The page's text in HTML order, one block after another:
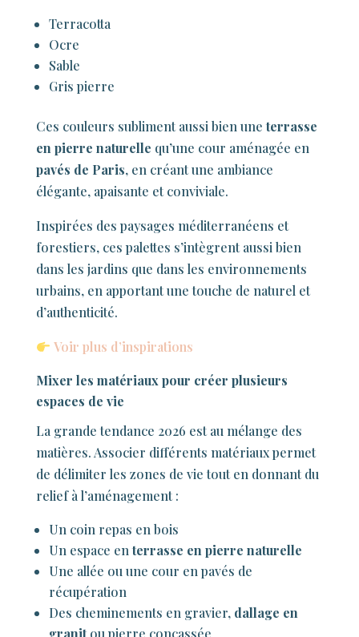
Terracotta
Ocre
Sable
Gris pierre
Ces couleurs subliment aussi bien uneterrasse
en pierre naturelle qu’une cour aménagée en
pavés de Paris, en créant une ambiance
élégante, apaisante et conviviale.
Inspirées des paysages méditerranéens et
forestiers, ces palettes s’intègrent aussi bien
dans les jardins que dans les environnements
urbains, en apportant une touche de naturel et
d’authenticité.
Voir plus d’inspirations
Mixer les matériaux pour créer plusieurs
espaces de vie
La grande tendance 2026 est au mélange des
matières. Associer différents matériaux permet
de délimiter les zones de vie tout en donnant du
relief à l’aménagement :
Un coin repas en bois
Un espace enterrasse en pierre naturelle
Une allée ou une cour en pavés de
récupération
Des cheminements en gravier, dallage en